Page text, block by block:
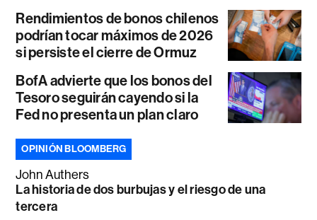
Rendimientos de bonos chilenos
podrían tocar máximos de 2026
si persiste el cierre de Ormuz
BofA advierte que los bonos del
Tesoro seguirán cayendo si la
Fed no presenta un plan claro
OPINIÓN BLOOMBERG
John Authers
La historia de dos burbujas y el riesgo de una
tercera